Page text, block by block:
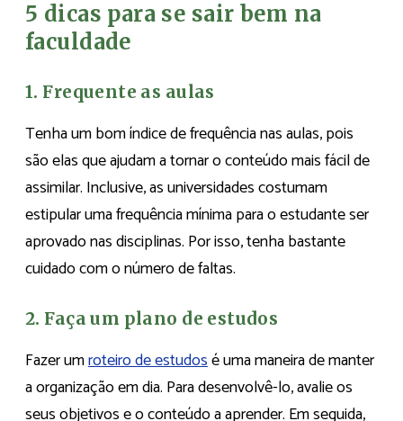
5 dicas para se sair bem na
faculdade
1. Frequente as aulas
Tenha um bom índice de frequência nas aulas, pois
são elas que ajudam a tornar o conteúdo mais fácil de
assimilar. Inclusive, as universidades costumam
estipular uma frequência mínima para o estudante ser
aprovado nas disciplinas. Por isso, tenha bastante
cuidado com o número de faltas.
2. Faça um plano de estudos
Fazer umroteiro de estudosé uma maneira de manter
a organização em dia. Para desenvolvê-lo, avalie os
seus objetivos e o conteúdo a aprender. Em seguida,